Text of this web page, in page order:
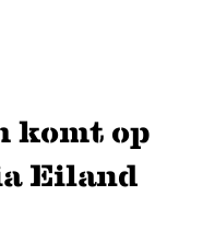
komt op
Eiland